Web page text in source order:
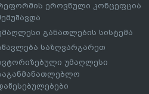
ეროვნული კონცეფცია
განათლების სისტემა
საზღვარგარეთ
უმაღლესი